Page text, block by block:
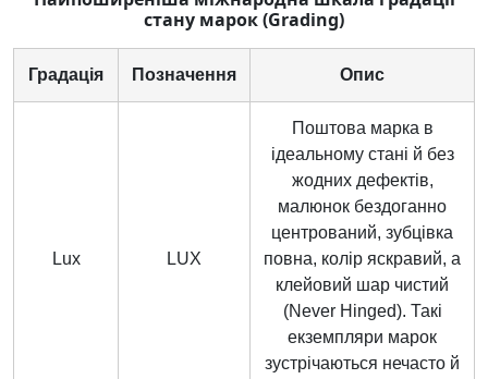
стану марок (Grading)
Градація Позначення Опис
Lux LUX
Поштова марка в
ідеальному стані й без
жодних дефектів,
малюнок бездоганно
центрований, зубцівка
повна, колір яскравий, а
клейовий шар чистий
(Never Hinged). Такі
екземпляри марок
зустрічаються нечасто й